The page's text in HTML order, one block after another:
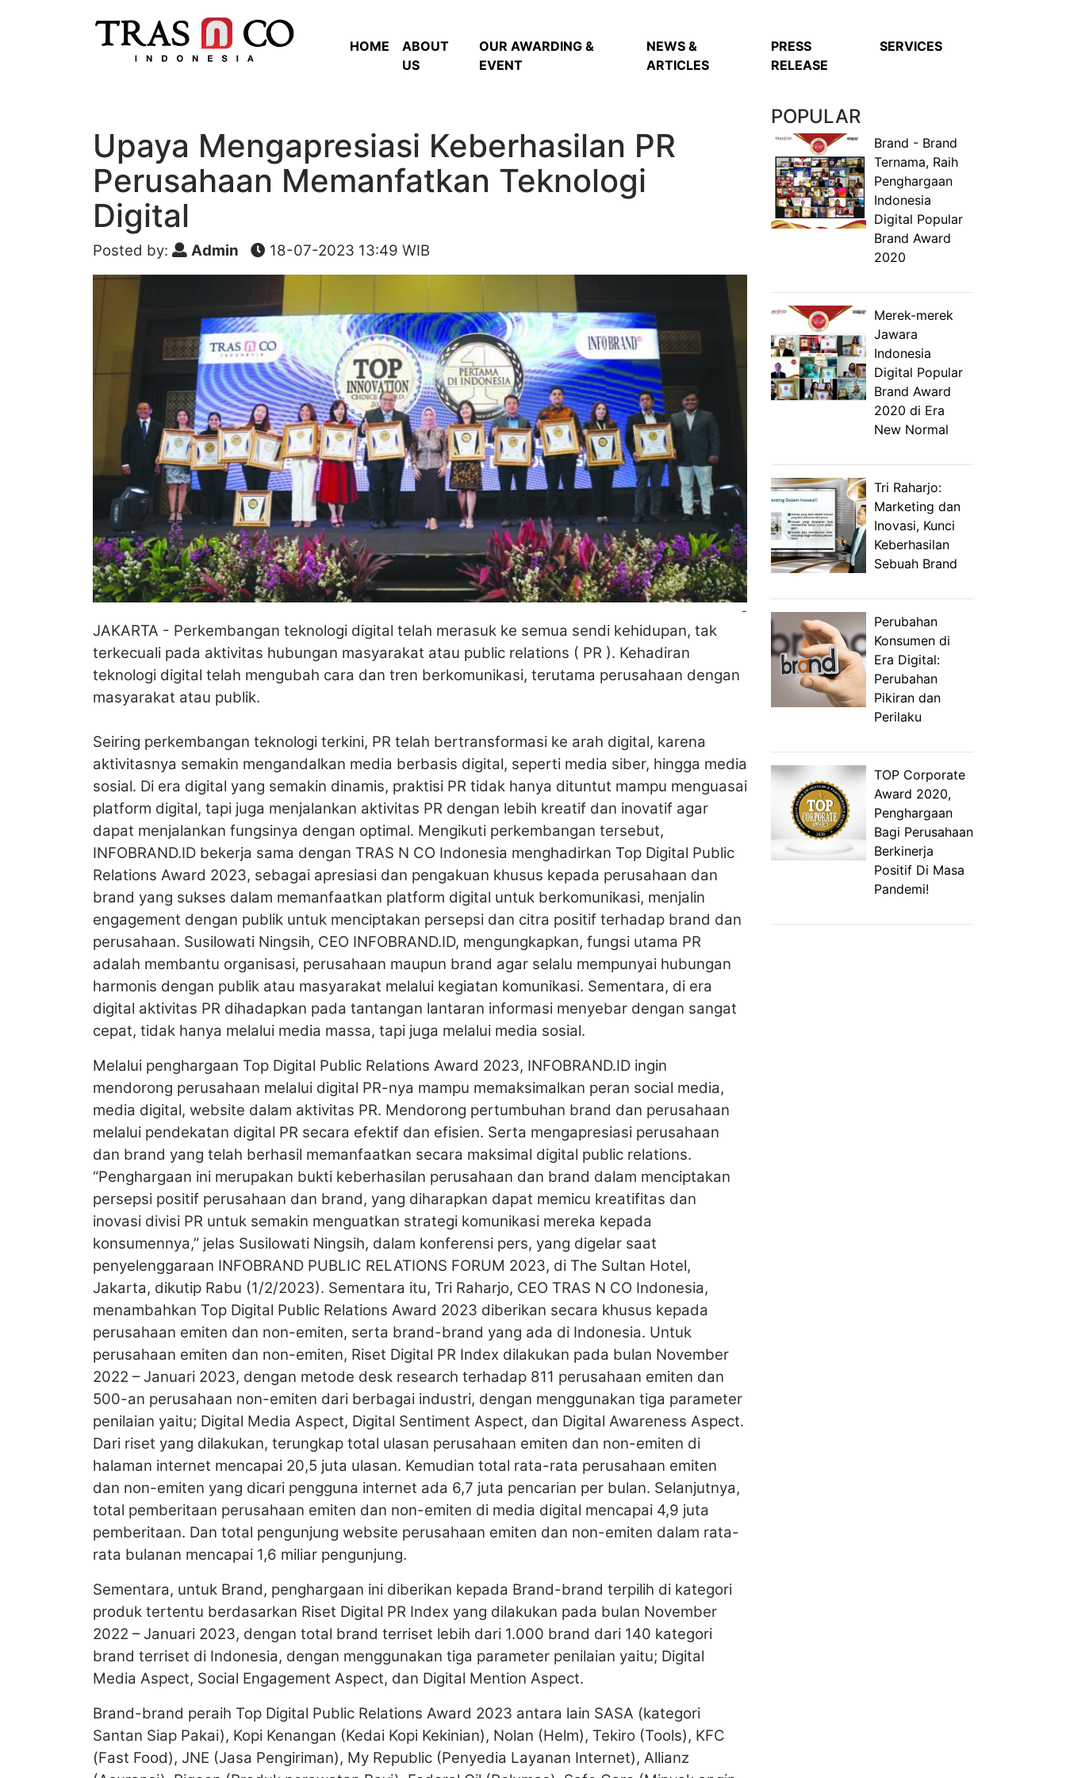
HOME
ABOUT
US
OUR AWARDING &
EVENT
NEWS &
ARTICLES
PRESS
RELEASE
SERVICES
Upaya Mengapresiasi Keberhasilan PR
Perusahaan Memanfatkan Teknologi
Digital
Posted by: Admin 18-07-2023 13:49 WIB
-
JAKARTA - Perkembangan teknologi digital telah merasuk ke semua sendi kehidupan, tak
terkecuali pada aktivitas hubungan masyarakat atau public relations ( PR ). Kehadiran
teknologi digital telah mengubah cara dan tren berkomunikasi, terutama perusahaan dengan
masyarakat atau publik.
Seiring perkembangan teknologi terkini, PR telah bertransformasi ke arah digital, karena
aktivitasnya semakin mengandalkan media berbasis digital, seperti media siber, hingga media
sosial. Di era digital yang semakin dinamis, praktisi PR tidak hanya dituntut mampu menguasai
platform digital, tapi juga menjalankan aktivitas PR dengan lebih kreatif dan inovatif agar
dapat menjalankan fungsinya dengan optimal. Mengikuti perkembangan tersebut,
INFOBRAND.ID bekerja sama dengan TRAS N CO Indonesia menghadirkan Top Digital Public
Relations Award 2023, sebagai apresiasi dan pengakuan khusus kepada perusahaan dan
brand yang sukses dalam memanfaatkan platform digital untuk berkomunikasi, menjalin
engagement dengan publik untuk menciptakan persepsi dan citra positif terhadap brand dan
perusahaan. Susilowati Ningsih, CEO INFOBRAND.ID, mengungkapkan, fungsi utama PR
adalah membantu organisasi, perusahaan maupun brand agar selalu mempunyai hubungan
harmonis dengan publik atau masyarakat melalui kegiatan komunikasi. Sementara, di era
digital aktivitas PR dihadapkan pada tantangan lantaran informasi menyebar dengan sangat
cepat, tidak hanya melalui media massa, tapi juga melalui media sosial.
Melalui penghargaan Top Digital Public Relations Award 2023, INFOBRAND.ID ingin
mendorong perusahaan melalui digital PR-nya mampu memaksimalkan peran social media,
media digital, website dalam aktivitas PR. Mendorong pertumbuhan brand dan perusahaan
melalui pendekatan digital PR secara efektif dan efisien. Serta mengapresiasi perusahaan
dan brand yang telah berhasil memanfaatkan secara maksimal digital public relations.
“Penghargaan ini merupakan bukti keberhasilan perusahaan dan brand dalam menciptakan
persepsi positif perusahaan dan brand, yang diharapkan dapat memicu kreatifitas dan
inovasi divisi PR untuk semakin menguatkan strategi komunikasi mereka kepada
konsumennya,” jelas Susilowati Ningsih, dalam konferensi pers, yang digelar saat
penyelenggaraan INFOBRAND PUBLIC RELATIONS FORUM 2023, di The Sultan Hotel,
Jakarta, dikutip Rabu (1/2/2023). Sementara itu, Tri Raharjo, CEO TRAS N CO Indonesia,
menambahkan Top Digital Public Relations Award 2023 diberikan secara khusus kepada
perusahaan emiten dan non-emiten, serta brand-brand yang ada di Indonesia. Untuk
perusahaan emiten dan non-emiten, Riset Digital PR Index dilakukan pada bulan November
2022 – Januari 2023, dengan metode desk research terhadap 811 perusahaan emiten dan
500-an perusahaan non-emiten dari berbagai industri, dengan menggunakan tiga parameter
penilaian yaitu; Digital Media Aspect, Digital Sentiment Aspect, dan Digital Awareness Aspect.
Dari riset yang dilakukan, terungkap total ulasan perusahaan emiten dan non-emiten di
halaman internet mencapai 20,5 juta ulasan. Kemudian total rata-rata perusahaan emiten
dan non-emiten yang dicari pengguna internet ada 6,7 juta pencarian per bulan. Selanjutnya,
total pemberitaan perusahaan emiten dan non-emiten di media digital mencapai 4,9 juta
pemberitaan. Dan total pengunjung website perusahaan emiten dan non-emiten dalam rata-
rata bulanan mencapai 1,6 miliar pengunjung.
Sementara, untuk Brand, penghargaan ini diberikan kepada Brand-brand terpilih di kategori
produk tertentu berdasarkan Riset Digital PR Index yang dilakukan pada bulan November
2022 – Januari 2023, dengan total brand terriset lebih dari 1.000 brand dari 140 kategori
brand terriset di Indonesia, dengan menggunakan tiga parameter penilaian yaitu; Digital
Media Aspect, Social Engagement Aspect, dan Digital Mention Aspect.
Brand-brand peraih Top Digital Public Relations Award 2023 antara lain SASA (kategori
Santan Siap Pakai), Kopi Kenangan (Kedai Kopi Kekinian), Nolan (Helm), Tekiro (Tools), KFC
(Fast Food), JNE (Jasa Pengiriman), My Republic (Penyedia Layanan Internet), Allianz
POPULAR
Brand - Brand
Ternama, Raih
Penghargaan
Indonesia
Digital Popular
Brand Award
2020
Merek-merek
Jawara
Indonesia
Digital Popular
Brand Award
2020 di Era
New Normal
Tri Raharjo:
Marketing dan
Inovasi, Kunci
Keberhasilan
Sebuah Brand
Perubahan
Konsumen di
Era Digital:
Perubahan
Pikiran dan
Perilaku
TOP Corporate
Award 2020,
Penghargaan
Bagi Perusahaan
Berkinerja
Positif Di Masa
Pandemi!